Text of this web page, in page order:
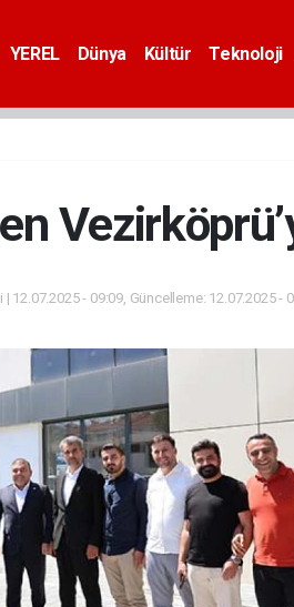
YEREL Dünya Kültür Teknoloji
12.07.2025 - 09:09, Güncelleme: 12.07.2025 -